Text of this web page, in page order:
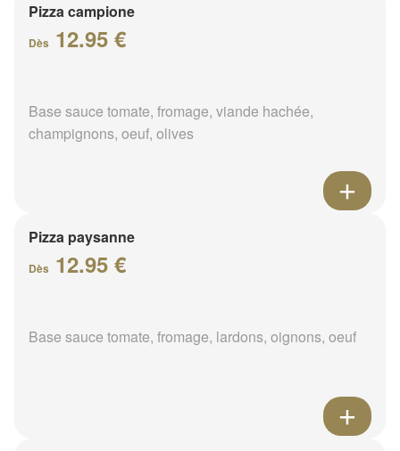
Pizza campione
Dès 12.95 €
Base sauce tomate, fromage, viande hachée,
champignons, oeuf, olives
Pizza paysanne
Dès 12.95 €
Base sauce tomate, fromage, lardons, oignons, oeuf